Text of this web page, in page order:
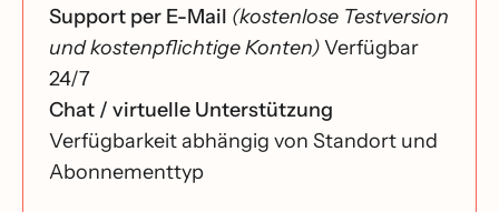
Support per E-Mail (kostenlose Testversion
und kostenpflichtige Konten)Verfügbar
24/7
Chat / virtuelle Unterstützung
Verfügbarkeit abhängig von Standort und
Abonnementtyp